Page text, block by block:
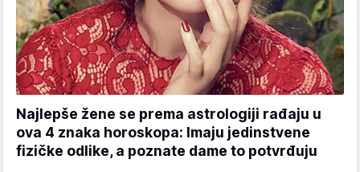
Najlepše žene se prema astrologiji rađaju u
ova 4 znaka horoskopa: Imaju jedinstvene
fizičke odlike, a poznate dame to potvrđuju